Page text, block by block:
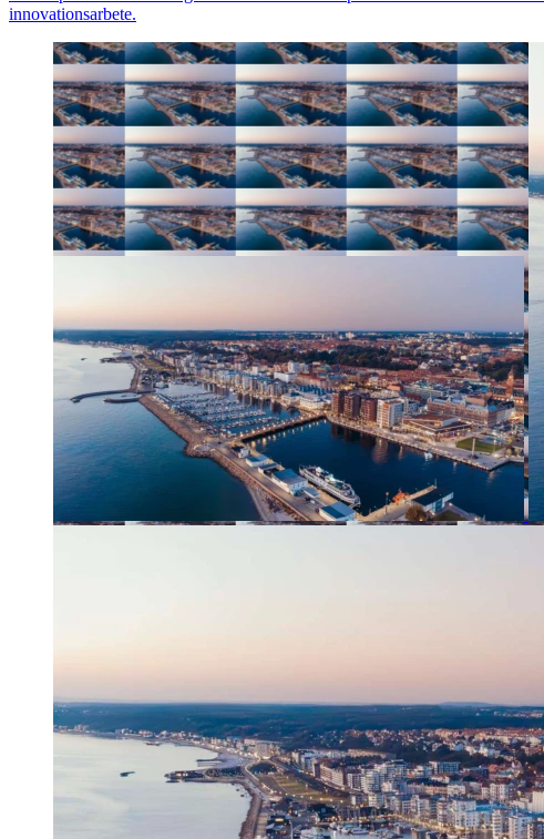
innovationsarbete.